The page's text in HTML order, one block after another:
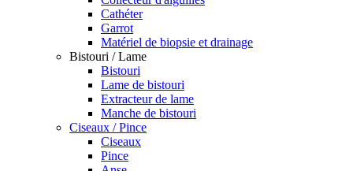
Cathéter
Garrot
Matériel de biopsie et drainage
Bistouri / Lame
Bistouri
Lame de bistouri
Extracteur de lame
Manche de bistouri
Ciseaux / Pince
Ciseaux
Pince